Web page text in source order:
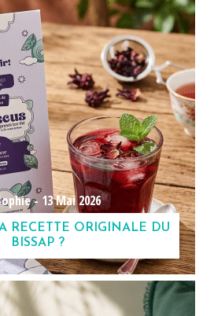
-13 Mai 2026
RECETTE ORIGINALE DU
BISSAP ?